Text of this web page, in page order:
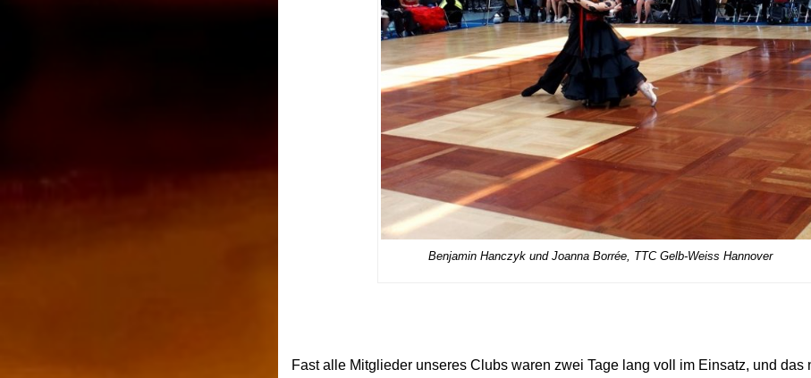
Benjamin Hanczyk und Joanna Borrée, TTC Gelb-Weiss Hannover
Fast alle Mitglieder unseres Clubs waren zwei Tage lang voll im Einsatz, und das